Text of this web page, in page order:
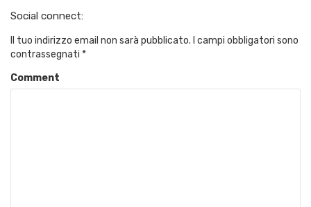
Social connect:
Il tuo indirizzo email non sarà pubblicato. I campi obbligatori sono
contrassegnati *
Comment